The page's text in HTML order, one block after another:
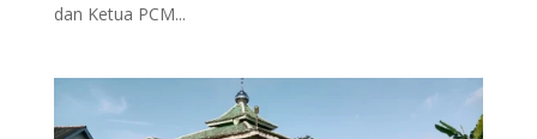
dan Ketua PCM...